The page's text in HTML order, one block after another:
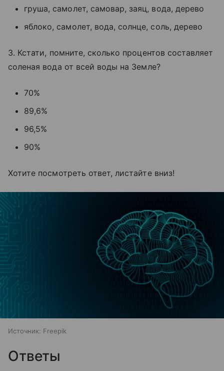
груша, самолет, самовар, заяц, вода, дерево
яблоко, самолет, вода, солнце, соль, дерево
3. Кстати, помните, сколько процентов составляет
соленая вода от всей воды на Земле?
70%
89,6%
96,5%
90%
Хотите посмотреть ответ, листайте вниз!
Источник: Freepik
Ответы